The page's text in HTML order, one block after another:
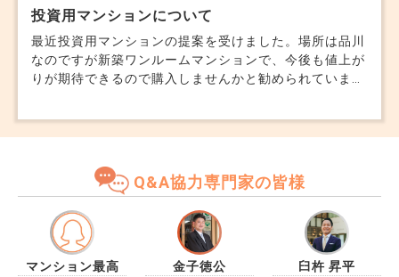
もし具体的なエリアや物件の相談、または収益シミ
ュレーションのアドバイスをご希望でしたら、お気
軽にお尋ねください！
以上、参考になれば幸いです。
投資用マンションについて
最近投資用マンションの提案を受けました。場所は品川
なのですが新築ワンルームマンションで、今後も値上が
りが期待できるので購入しませんかと勧められていま
どう考えたらいいか迷っています。
Q&A協力専門家の皆様
マンション最高 金子徳公 臼杵 昇平